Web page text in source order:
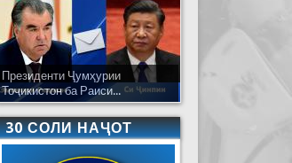
Президенти Ҷумҳурии
Тоҷикистон ба Раиси...
30 СОЛИ НАҶОТ